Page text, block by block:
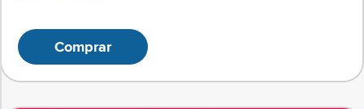
Comprar